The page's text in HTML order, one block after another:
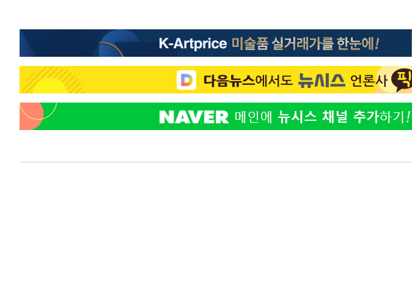
-12569초 전 >"얼마나 더웠으면"…안동 물길공원서 헤엄친 구렁이 '소동'
-12496초 전 >
손흥민, 68분 뛰고 2경기 침묵…LAFC, 톨루카에 1-0 승리(종합)
-10520초 전 > 이강인, 오늘 서울서 AT마드리드 입단식…'전례 없는 특급대우'
43분 전 >'여긴 20도, 저긴 50도'…열화상 카메라로 본 폭염 저감시설 '온도차'
52분 전 >콜롬비아 신임 우파 대통령 취임 하루만에 차량폭탄 폭발 사건
2시간 전 >튀르키예 외무장관, "메카 3국 방위협정은 이란이 목표 아냐 " 밝혀
4시간 전 >[속보]美중부 사령관, 이스라엘 긴급방문 다중화된 전선 상황 논의